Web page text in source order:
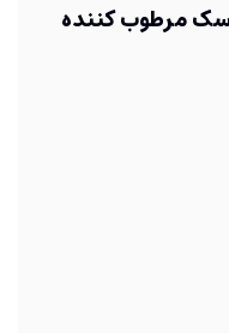
مرطوب کننده